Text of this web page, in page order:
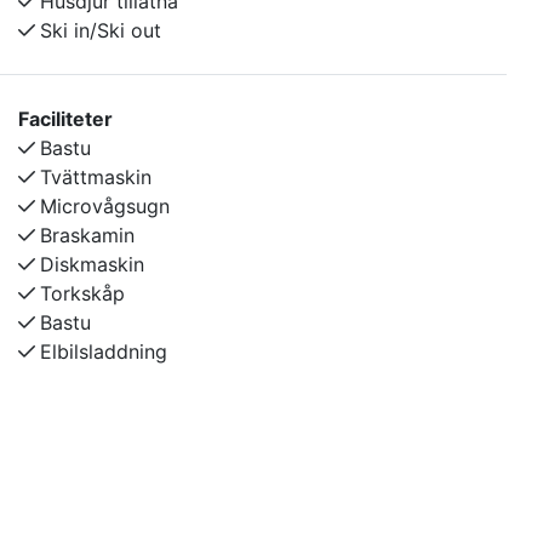
Hund tillåtet EJ katt. Rökning ej tillåtet.
Ski in/Ski out
Faciliteter
Bastu
Tvättmaskin
Microvågsugn
Braskamin
Diskmaskin
Torkskåp
Bastu
Elbilsladdning